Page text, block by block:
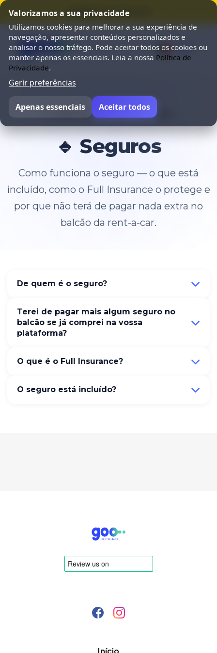
Valorizamos a sua privacidade
Utilizamos cookies para melhorar a sua experiência de
navegação, apresentar conteúdos personalizados e
analisar o nosso tráfego. Pode aceitar todos os cookies ou
manter apenas os essenciais. Leia a nossa Política de
Privacidade.
Gerir preferências
Apenas essenciais Aceitar todos
⭐ SUMMER SALE 25% OFF ⭐
Voltar às Perguntas Frequentes
🔹 Seguros
Como funciona o seguro — o que está
incluído, como o Full Insurance o protege e
por que não terá de pagar nada extra no
balcão da rent-a-car.
De quem é o seguro?
Terei de pagar mais algum seguro no
balcão se já comprei na vossa
plataforma?
O que é o Full Insurance?
O seguro está incluído?